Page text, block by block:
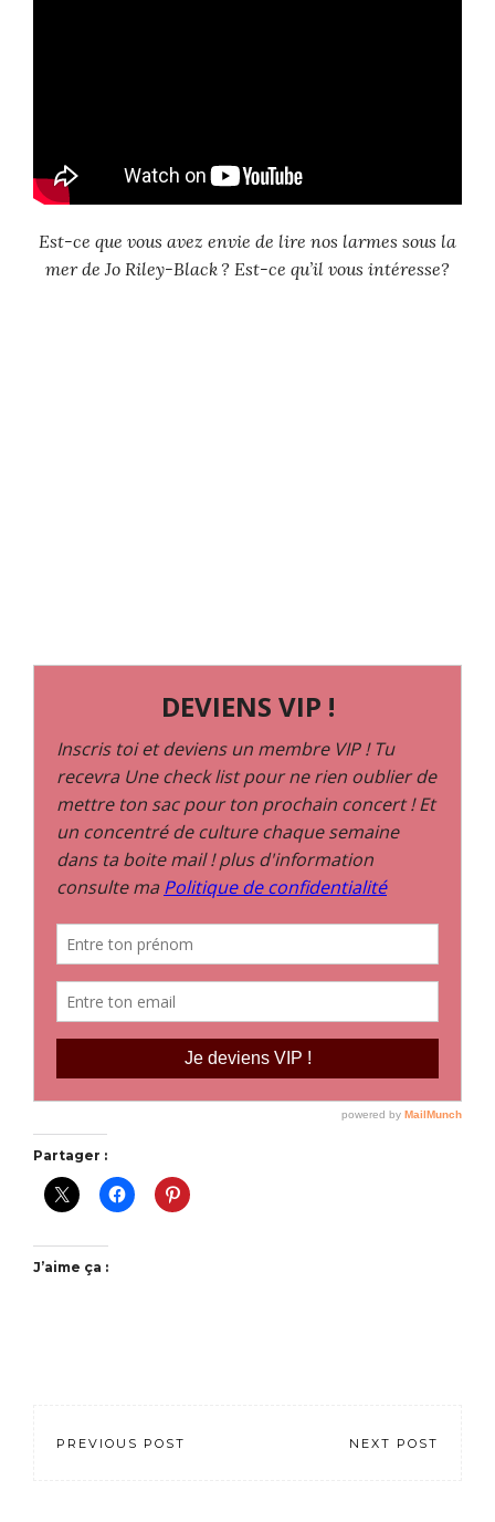
Est-ce que vous avez envie de lire nos larmes sous la
mer de Jo Riley-Black ? Est-ce qu’il vous intéresse?
Partager :
J’aime ça :
PREVIOUS POST NEXT POST